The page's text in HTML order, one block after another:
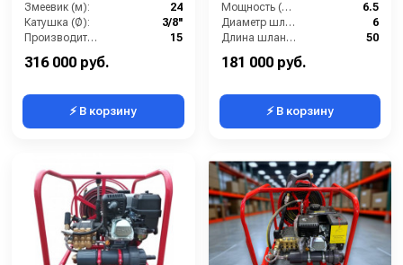
Змеевик (м):
24
Катушка (Ø):
3/8''
Производительность (л/мин):
15
316 000 руб.
⚡ В корзину
Мощность (л/сил):
6.5
Диаметр шланга (⌀) мм::
6
Длина шланга (м):
50
181 000 руб.
⚡ В корзину